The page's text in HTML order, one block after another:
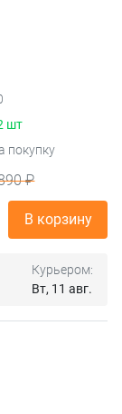
шт
покупку
₽
В корзину
Курьером:
Вт, 11 авг.